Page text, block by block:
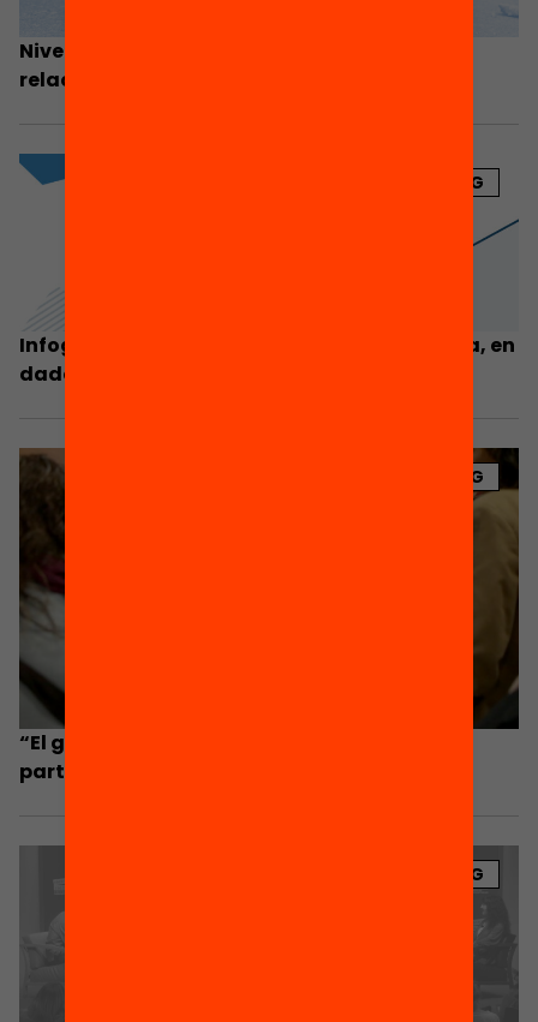
Nivell social i oportunitats educatives: una
relació a neutralitzar
BLOG
Infografia: L’escola concertada a Catalunya, en
dades
BLOG
“El gran valor de l’Edcamp és la proposta de
participació de baix cap a dalt”
BLOG